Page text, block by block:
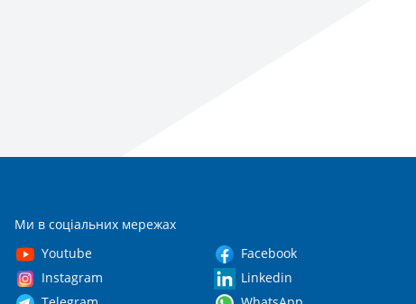
Ми в соціальних мережах
Youtube
Facebook
Instagram
Linkedin